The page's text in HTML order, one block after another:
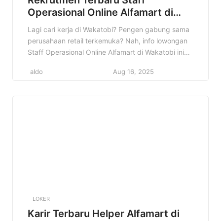
Operasional Online Alfamart di
Wakatobi Terbaru
Lagi cari kerja di Wakatobi? Pengen gabung sama
perusahaan retail terkemuka? Nah, info lowongan
Staff Operasional Online Alfamart di Wakatobi ini
kesempatan buat kamu yang punya semangat
aldo Aug 16, 2025
LOKER
Karir Terbaru Helper Alfamart di